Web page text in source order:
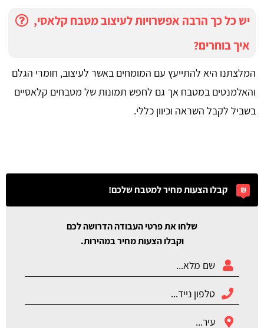
יש כל כך הרבה אפשרויות לעיצוב מטבח קלאסי,
איך בוחרים?
המלצתנו היא להתייעץ עם המומחים באשר לעיצוב, חומרי הגלם
והאלמנטים במטבח אך גם לחפש תמונות של מטבחים קלאסיים
בשביל לקבל השראה וכיוון כללי.
קבלו הצעות מחיר למטבח שלכם!
שלחו את פרטי העבודה הדרושה לכם
וקבלו הצעות מחיר במהירות.